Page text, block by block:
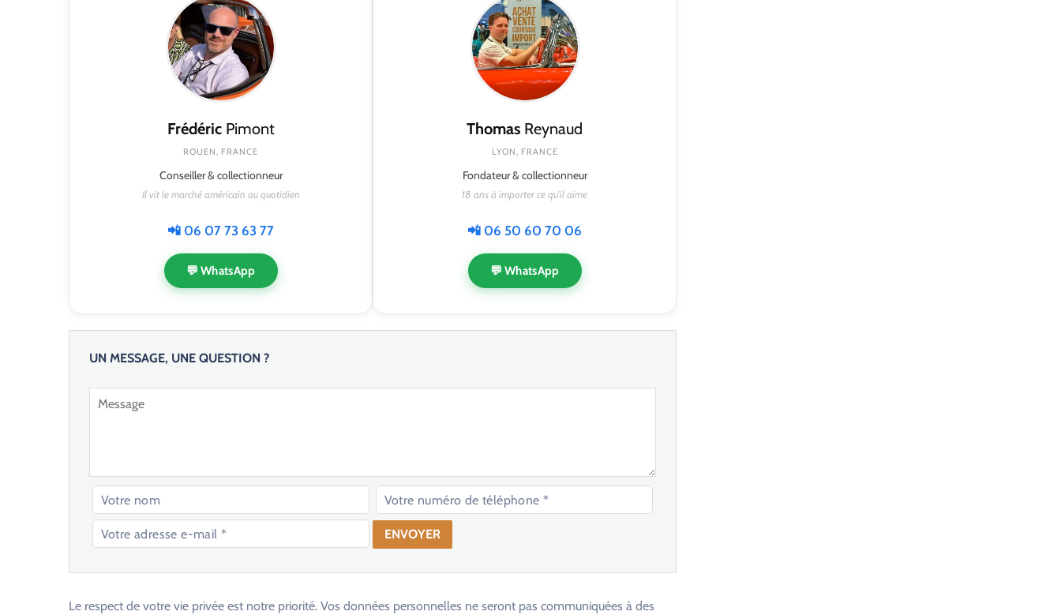
FrédéricPimont
ROUEN, FRANCE
Conseiller & collectionneur
Il vit le marché américain au quotidien
📲 06 07 73 63 77
💬 WhatsApp
Thomas Reynaud
LYON, FRANCE
Fondateur & collectionneur
18 ans à importer ce qu'il aime
📲 06 50 60 70 06
💬 WhatsApp
UN MESSAGE, UNE QUESTION ?
Le respect de votre vie privée est notre priorité. Vos données personnelles ne seront pas communiquées à des